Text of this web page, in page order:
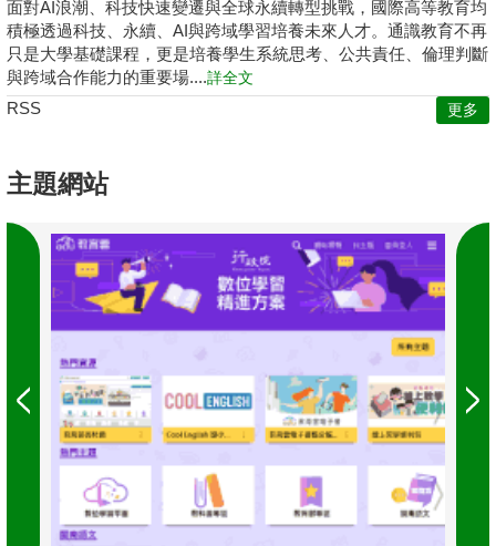
面對AI浪潮、科技快速變遷與全球永續轉型挑戰，國際高等教育均
積極透過科技、永續、AI與跨域學習培養未來人才。通識教育不再
只是大學基礎課程，更是培養學生系統思考、公共責任、倫理判斷
與跨域合作能力的重要場....詳全文
RSS 更多
主題網站